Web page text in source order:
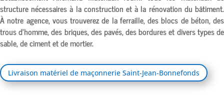
structure nécessaires à la construction et à la rénovation du bâtiment.
À notre agence, vous trouverez de la ferraille, des blocs de béton, des
trous d’homme, des briques, des pavés, des bordures et divers types de
sable, de ciment et de mortier.
Livraison matériel de maçonnerie Saint-Jean-Bonnefonds